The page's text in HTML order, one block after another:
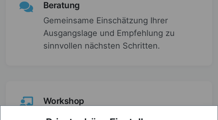
Beratung
Gemeinsame Einschätzung Ihrer
Ausgangslage und Empfehlung zu
sinnvollen nächsten Schritten.
Workshop
Strukturierte Klärung von